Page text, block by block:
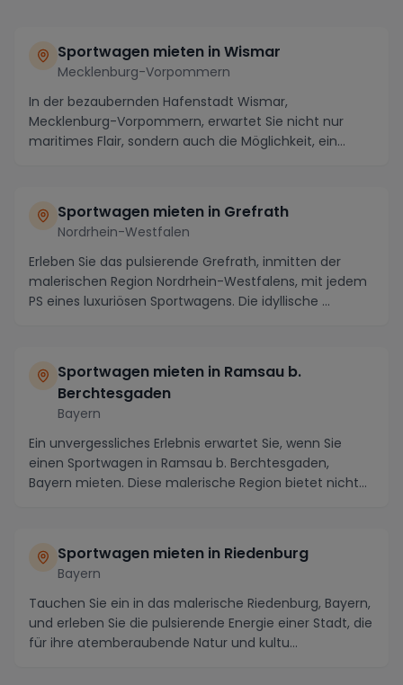
Sportwagen mieten in Wismar
Mecklenburg-Vorpommern
In der bezaubernden Hafenstadt Wismar,
Mecklenburg-Vorpommern, erwartet Sie nicht nur
maritimes Flair, sondern auch die Möglichkeit, ein
Sportwagen mieten in Grefrath
Nordrhein-Westfalen
Erleben Sie das pulsierende Grefrath, inmitten der
malerischen Region Nordrhein-Westfalens, mit jedem
PS eines luxuriösen Sportwagens. Die idyllische ...
Sportwagen mieten in Ramsau b.
Berchtesgaden
Bayern
Ein unvergessliches Erlebnis erwartet Sie, wenn Sie
einen Sportwagen in Ramsau b. Berchtesgaden,
Bayern mieten. Diese malerische Region bietet nicht
Sportwagen mieten in Riedenburg
Bayern
Tauchen Sie ein in das malerische Riedenburg, Bayern,
und erleben Sie die pulsierende Energie einer Stadt, die
für ihre atemberaubende Natur und kultu...